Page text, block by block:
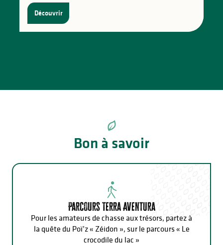
Découvrir
Bon à savoir
Parcours Terra Aventura
Pour les amateurs de chasse aux trésors, partez à
la quête du Poï’z « Zéidon », sur le parcours « Le
crocodile du lac »